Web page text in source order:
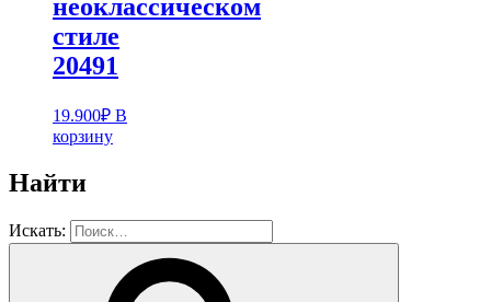
неоклассическом
стиле
20491
19.900₽ В
корзину
Найти
Искать: